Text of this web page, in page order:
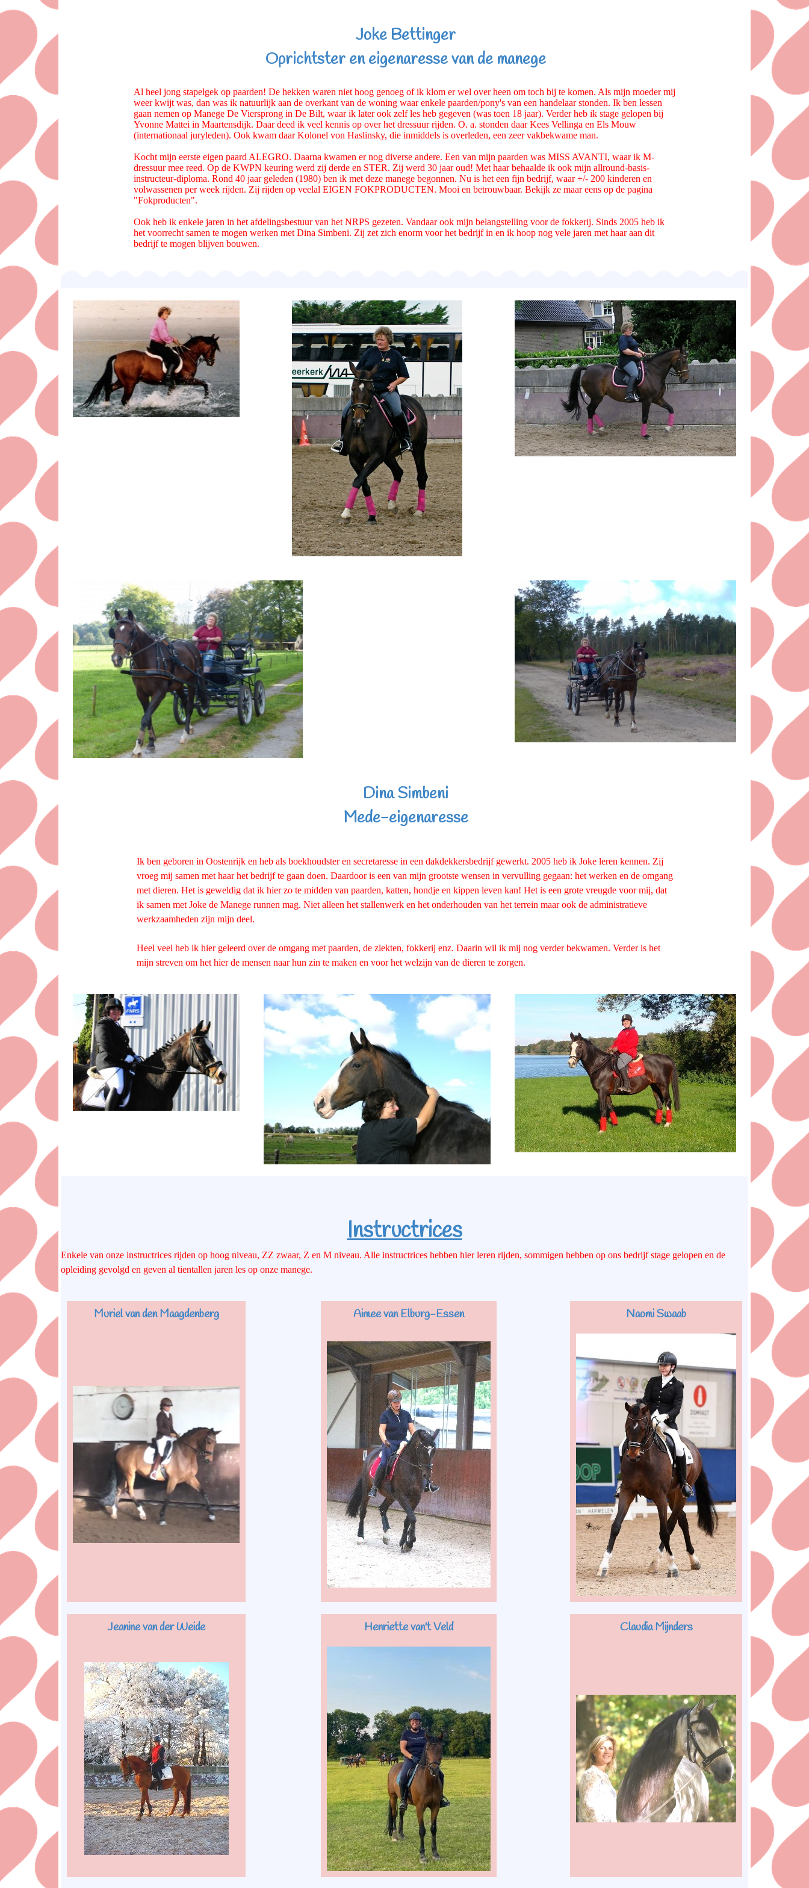
Joke Bettinger
Oprichtster en eigenaresse van de manege
Al heel jong stapelgek op paarden! De hekken waren niet hoog genoeg of ik klom er wel over heen om toch bij te komen. Als mijn moeder mij
weer kwijt was, dan was ik natuurlijk aan de overkant van de woning waar enkele paarden/pony's van een handelaar stonden. Ik ben lessen
gaan nemen op Manege De Viersprong in De Bilt, waar ik later ook zelf les heb gegeven (was toen 18 jaar). Verder heb ik stage gelopen bij
Yvonne Mattei in Maartensdijk. Daar deed ik veel kennis op over het dressuur rijden. O. a. stonden daar Kees Vellinga en Els Mouw
(internationaal juryleden). Ook kwam daar Kolonel von Haslinsky, die inmiddels is overleden, een zeer vakbekwame man.
Kocht mijn eerste eigen paard ALEGRO. Daarna kwamen er nog diverse andere. Een van mijn paarden was MISS AVANTI, waar ik M-
dressuur mee reed. Op de KWPN keuring werd zij derde en STER. Zij werd 30 jaar oud! Met haar behaalde ik ook mijn allround-basis-
instructeur-diploma. Rond 40 jaar geleden (1980) ben ik met deze manege begonnen. Nu is het een fijn bedrijf, waar +/- 200 kinderen en
volwassenen per week rijden. Zij rijden op veelal EIGEN FOKPRODUCTEN. Mooi en betrouwbaar. Bekijk ze maar eens op de pagina
"Fokproducten".
Ook heb ik enkele jaren in het afdelingsbestuur van het NRPS gezeten. Vandaar ook mijn belangstelling voor de fokkerij. Sinds 2005 heb ik
het voorrecht samen te mogen werken met Dina Simbeni. Zij zet zich enorm voor het bedrijf in en ik hoop nog vele jaren met haar aan dit
bedrijf te mogen blijven bouwen.
Dina Simbeni
Mede-eigenaresse
Ik ben geboren in Oostenrijk en heb als boekhoudster en secretaresse in een dakdekkersbedrijf gewerkt. 2005 heb ik Joke leren kennen. Zij
vroeg mij samen met haar het bedrijf te gaan doen. Daardoor is een van mijn grootste wensen in vervulling gegaan: het werken en de omgang
met dieren. Het is geweldig dat ik hier zo te midden van paarden, katten, hondje en kippen leven kan! Het is een grote vreugde voor mij, dat
ik samen met Joke de Manege runnen mag. Niet alleen het stallenwerk en het onderhouden van het terrein maar ook de administratieve
werkzaamheden zijn mijn deel.
Heel veel heb ik hier geleerd over de omgang met paarden, de ziekten, fokkerij enz. Daarin wil ik mij nog verder bekwamen. Verder is het
mijn streven om het hier de mensen naar hun zin te maken en voor het welzijn van de dieren te zorgen.
Instructrices
Enkele van onze instructrices rijden op hoog niveau, ZZ zwaar, Z en M niveau. Alle instructrices hebben hier leren rijden, sommigen hebben op ons bedrijf stage gelopen en de
opleiding gevolgd en geven al tientallen jaren les op onze manege.
Muriel van den Maagdenberg Aimee van Elburg-Essen Naomi Swaab
Jeanine van der Weide Henriette van't Veld Claudia Mijnders